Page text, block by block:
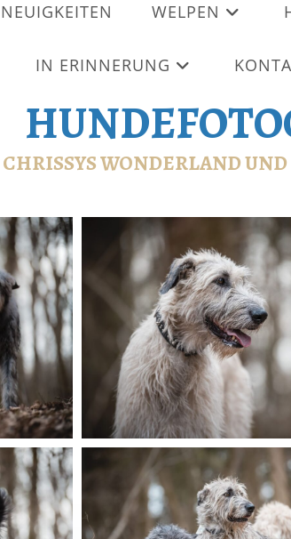
NEUIGKEITEN WELPEN
IN ERINNERUNG
CHRISSYS WONDERLAND